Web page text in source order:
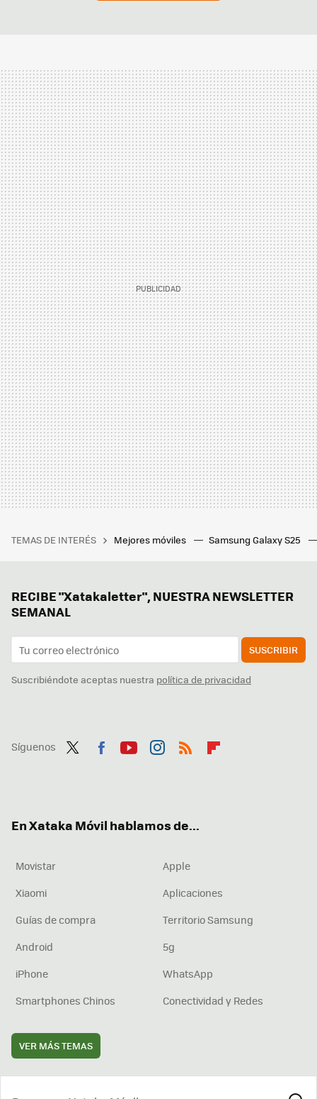
TEMAS DE INTERÉS Mejores móviles Samsung Galaxy S25
RECIBE "Xatakaletter", NUESTRA NEWSLETTER
SEMANAL
SUSCRIBIR
Suscribiéndote aceptas nuestra política de privacidad
Síguenos
En Xataka Móvil hablamos de...
Movistar
Apple
Xiaomi
Aplicaciones
Guías de compra
Territorio Samsung
Android
5g
iPhone
WhatsApp
Smartphones Chinos
Conectividad y Redes
VER MÁS TEMAS